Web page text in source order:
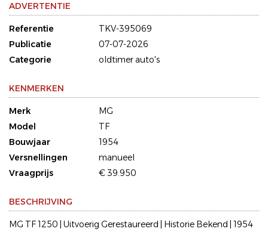
ADVERTENTIE
Referentie
TKV-395069
Publicatie
07-07-2026
Categorie
oldtimer auto's
KENMERKEN
Merk
MG
Model
TF
Bouwjaar
1954
Versnellingen
manueel
Vraagprijs
€ 39.950
BESCHRIJVING
MG TF 1250 | Uitvoerig Gerestaureerd | Historie Bekend | 1954